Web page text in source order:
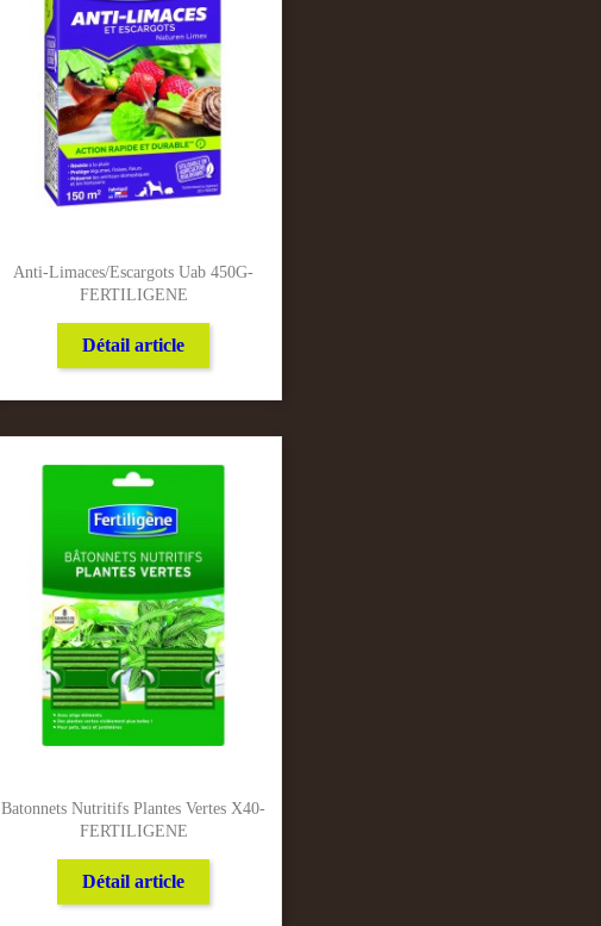
Anti-Limaces/Escargots Uab 450G-
FERTILIGENE
Détail article
Batonnets Nutritifs Plantes Vertes X40-
FERTILIGENE
Détail article